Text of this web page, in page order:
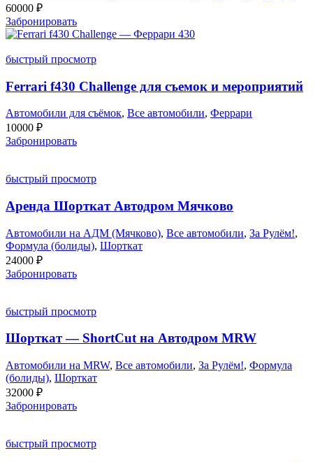
60000 ₽
Забронировать
быстрый просмотр
Ferrari f430 Challenge для съемок и мероприятий
Автомобили для съёмок, Все автомобили, Феррари
10000 ₽
Забронировать
быстрый просмотр
Аренда Шорткат Автодром Мячково
Автомобили на АДМ (Мячково), Все автомобили, За Рулём!,
Формула (болиды), Шорткат
24000 ₽
Забронировать
быстрый просмотр
Шорткат — ShortCut на Автодром MRW
Автомобили на MRW, Все автомобили, За Рулём!, Формула
(болиды), Шорткат
32000 ₽
Забронировать
быстрый просмотр